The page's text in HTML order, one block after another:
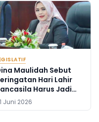
Maulidah Sebut
Hari Lahir
Harus Jadi
Nilai-Nilai
Juni 2026